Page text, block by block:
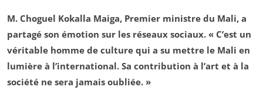
M. Choguel Kokalla Maiga, Premier ministre du Mali, a
partagé son émotion sur les réseaux sociaux. « C’est un
véritable homme de culture qui a su mettre le Mali en
lumière à l’international. Sa contribution à l’art et à la
société ne sera jamais oubliée. »